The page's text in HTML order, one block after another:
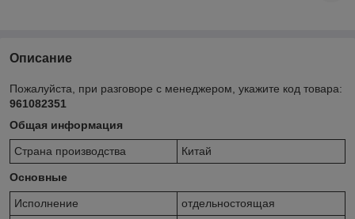
Описание
Пожалуйста, при разговоре с менеджером, укажите код товара:
961082351
Общая информация
Страна производства Китай
Основные
Исполнение
отдельностоящая